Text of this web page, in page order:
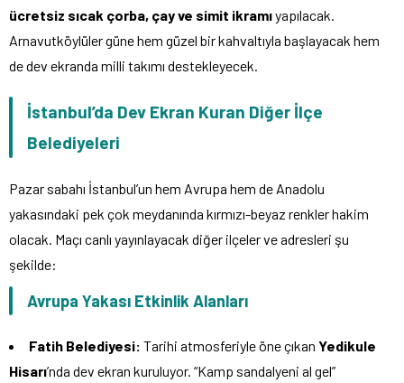
ücretsiz sıcak çorba, çay ve simit ikramıyapılacak.
Arnavutköylüler güne hem güzel bir kahvaltıyla başlayacak hem
de dev ekranda milli takımı destekleyecek.
İstanbul’da Dev Ekran Kuran Diğer İlçe
Belediyeleri
Pazar sabahı İstanbul’un hem Avrupa hem de Anadolu
yakasındaki pek çok meydanında kırmızı-beyaz renkler hakim
olacak. Maçı canlı yayınlayacak diğer ilçeler ve adresleri şu
şekilde:
Avrupa Yakası Etkinlik Alanları
Fatih Belediyesi: Tarihi atmosferiyle öne çıkan Yedikule
Hisarı’nda dev ekran kuruluyor. “Kamp sandalyeni al gel”